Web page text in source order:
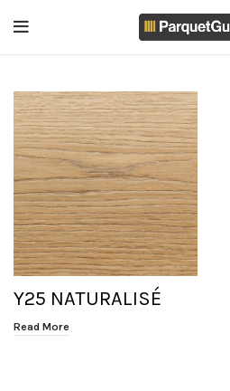
Y25 NATURALISÉ
Read More